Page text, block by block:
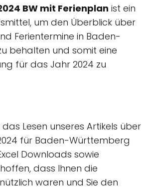
BW mit Ferienplan ist ein
um den Überblick über
Ferientermine in Baden-
behalten und somit eine
für das Jahr 2024 zu
Lesen unseres Artikels über
für Baden-Württemberg
Downloads sowie
dass Ihnen die
waren und Sie den